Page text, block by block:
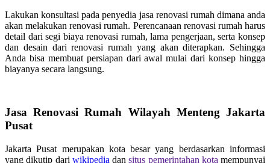
Lakukan konsultasi pada penyedia jasa renovasi rumah dimana anda
akan melakukan renovasi rumah. Perencanaan renovasi rumah harus
detail dari segi biaya renovasi rumah, lama pengerjaan, serta konsep
dan desain dari renovasi rumah yang akan diterapkan. Sehingga
Anda bisa membuat persiapan dari awal mulai dari konsep hingga
biayanya secara langsung.
Jasa Renovasi Rumah Wilayah Menteng Jakarta
Pusat
Jakarta Pusat merupakan kota besar yang berdasarkan informasi
yang dikutip dari wikipedia dansitus pemerintahan kota mempunyai